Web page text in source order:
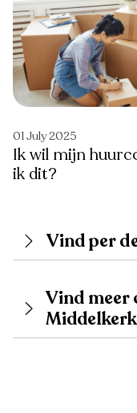
01 July 2025
Ik wil mijn
ik dit?
Vind per
Vind meer